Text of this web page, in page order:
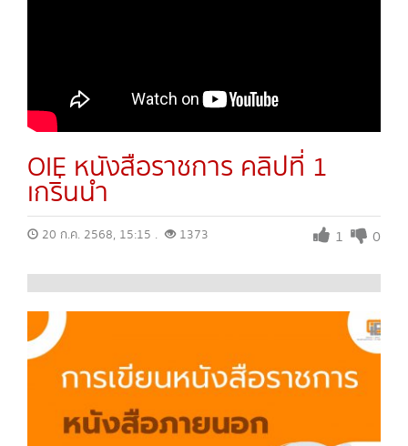
OIE หนังสือราชการ คลิปที่ 1
เกริ่นนำ
20 ก.ค. 2568, 15:15 . 1373 1 0